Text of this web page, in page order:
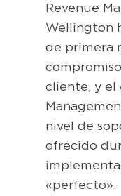
Revenue
Wellington
de primera
cliente, y el
nivel de
ofrecido
«perfecto».